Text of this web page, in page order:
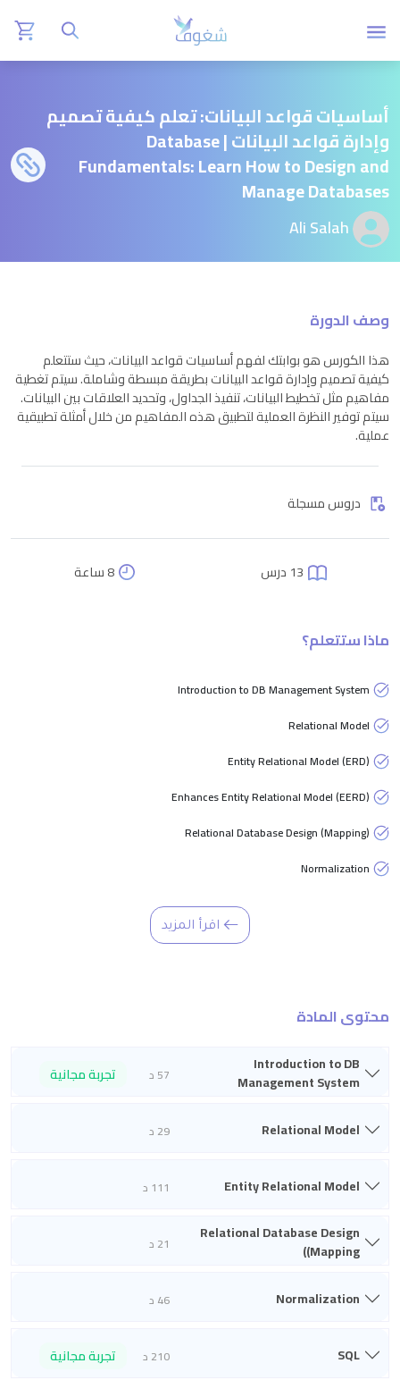
أساسيات قواعد البيانات: تعلم كيفية تصميم
وإدارة قواعد البيانات | Database
Fundamentals: Learn How to Design and
Manage Databases
Ali Salah
وصف الدورة
هذا الكورس هو بوابتك لفهم أساسيات قواعد البيانات، حيث ستتعلم
كيفية تصميم وإدارة قواعد البيانات بطريقة مبسطة وشاملة. سيتم تغطية
مفاهيم مثل تخطيط البيانات، تنفيذ الجداول، وتحديد العلاقات بين البيانات.
سيتم توفير النظرة العملية لتطبيق هذه المفاهيم من خلال أمثلة تطبيقية
عملية.
دروس مسجلة
13 درس 8 ساعة
ماذا ستتعلم؟
Introduction to DB Management System
Relational Model
Entity Relational Model (ERD)
Enhances Entity Relational Model (EERD)
Relational Database Design (Mapping)
Normalization
اقرأ المزيد
محتوى المادة
Introduction to DB
Management System
57 د تجربة مجانية
Relational Model 29 د
Entity Relational Model 111 د
Relational Database Design
(Mapping)
21 د
Normalization 46 د
SQL 210 د تجربة مجانية